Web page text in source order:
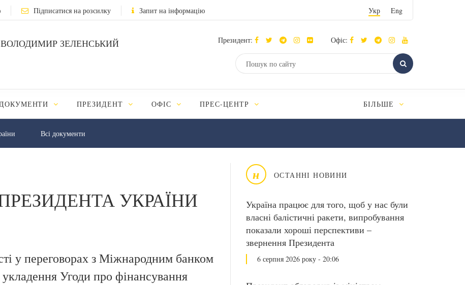
Підписатися на розсилку Запит на інформацію Укр Eng
ВОЛОДИМИР ЗЕЛЕНСЬКИЙ Президент: Офіс:
ПРЕЗИДЕНТ ОФІС ПРЕС-ЦЕНТР БІЛЬШЕ
Всі документи
н ОСТАННІ НОВИНИ
Україна працює для того, щоб у нас були
власні балістичні ракети, випробування
показали хороші перспективи –
звернення Президента
6 серпня 2026 року - 20:06
УКРАЇНИ
у переговорах з Міжнародним банком
Угоди про фінансування